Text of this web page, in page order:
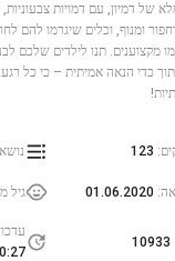
של דמיון, עם דמויות צבעוניות,
ומנוף, וכלים שיגרמו להם
מקצוענים. תנו לילדים שלכם
כדי הנאה אמיתית – כי כל
:
123 נושא
:
01.06.2020 גיל
10933